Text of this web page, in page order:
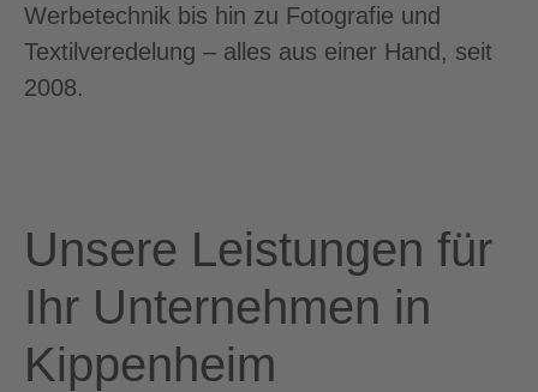
Werbetechnik bis hin zu Fotografie und
Textilveredelung – alles aus einer Hand, seit
2008.
Unsere Leistungen für
Ihr Unternehmen in
Kippenheim